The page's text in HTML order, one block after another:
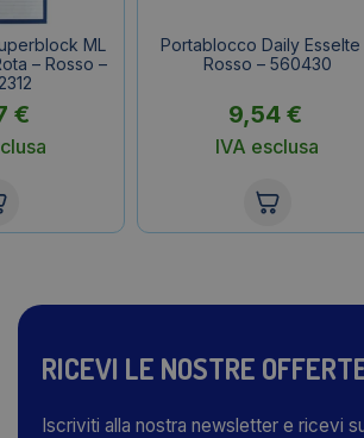
ML
– Rosso –
€
Portablocco Daily Esselte
Rosso – 560430
9,54 €
IVA esclusa
RICEVI LE NOSTRE
Iscriviti alla nostra newsletter e ricevi